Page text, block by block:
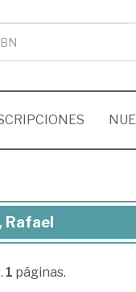
Rafael
1 páginas.